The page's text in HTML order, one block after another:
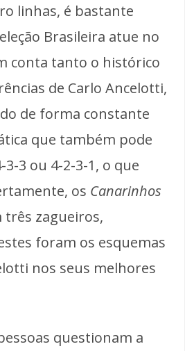
linhas, é bastante
Brasileira atue no
conta tanto o histórico
de Carlo Ancelotti,
de forma constante
que também pode
3 ou 4-2-3-1, o que
os Canarinhos
três zagueiros,
foram os esquemas
nos seus melhores
questionam a